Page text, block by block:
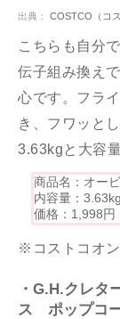
出典： COSTCO（コス
こちらも自分
伝子組み換え
心です。フラ
き、フワッと
3.63kgと大容
商品名：オー
内容量：3.63kg
価格：1,998円
※コストコオ
・G.H.クレ
ス ポップコ